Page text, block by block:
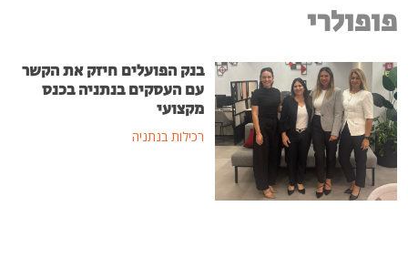
פופולרי
בנק הפועלים חיזק את הקשר
עם העסקים בנתניה בכנס
מקצועי
רכילות בנתניה